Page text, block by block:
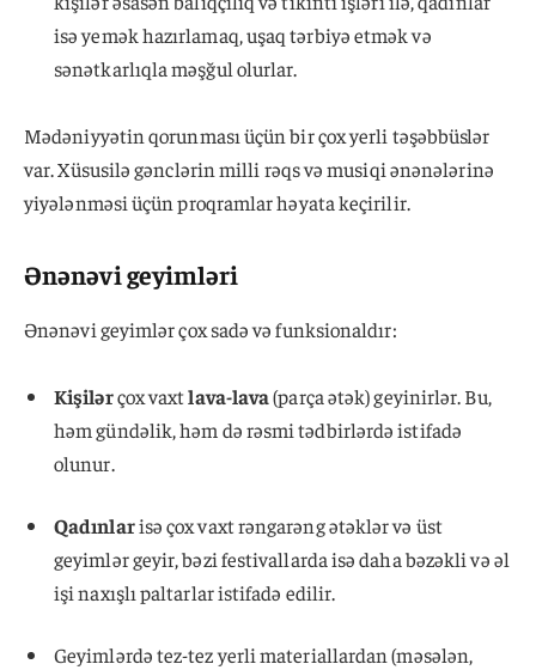
isə yemək hazırlamaq, uşaq tərbiyə etmək və
sənətkarlıqla məşğul olurlar.
Mədəniyyətin qorunması üçün bir çox yerli təşəbbüslər
var. Xüsusilə gənclərin milli rəqs və musiqi ənənələrinə
yiyələnməsi üçün proqramlar həyata keçirilir.
Ənənəvi geyimləri
Ənənəvi geyimlər çox sadə və funksionaldır:
Kişilərçox vaxtlava-lava(parça ətək) geyinirlər. Bu,
həm gündəlik, həm də rəsmi tədbirlərdə istifadə
olunur.
Qadınlarisə çox vaxt rəngarəng ətəklər və üst
geyimlər geyir, bəzi festivallarda isə daha bəzəkli və əl
işi naxışlı paltarlar istifadə edilir.
Geyimlərdə tez-tez yerli materiallardan (məsələn,